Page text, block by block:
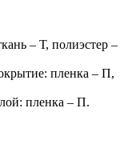
– Т, полиэстер –
пленка – П,
пленка – П.